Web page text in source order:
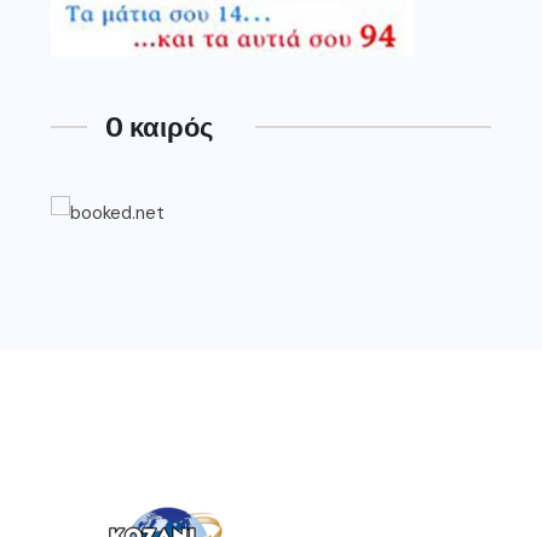
O καιρός